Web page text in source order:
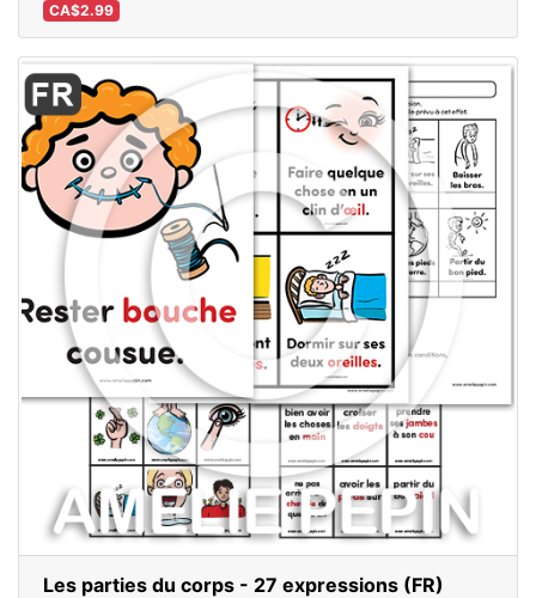
CA$2.99
Les parties du corps - 27 expressions (FR)